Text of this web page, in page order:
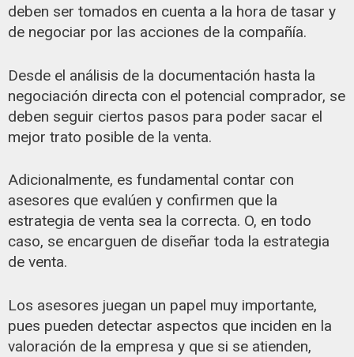
deben ser tomados en cuenta a la hora de tasar y
de negociar por las acciones de la compañía.
Desde el análisis de la documentación hasta la
negociación directa con el potencial comprador, se
deben seguir ciertos pasos para poder sacar el
mejor trato posible de la venta.
Adicionalmente, es fundamental contar con
asesores que evalúen y confirmen que la
estrategia de venta sea la correcta. O, en todo
caso, se encarguen de diseñar toda la estrategia
de venta.
Los asesores juegan un papel muy importante,
pues pueden detectar aspectos que inciden en la
valoración de la empresa y que si se atienden,